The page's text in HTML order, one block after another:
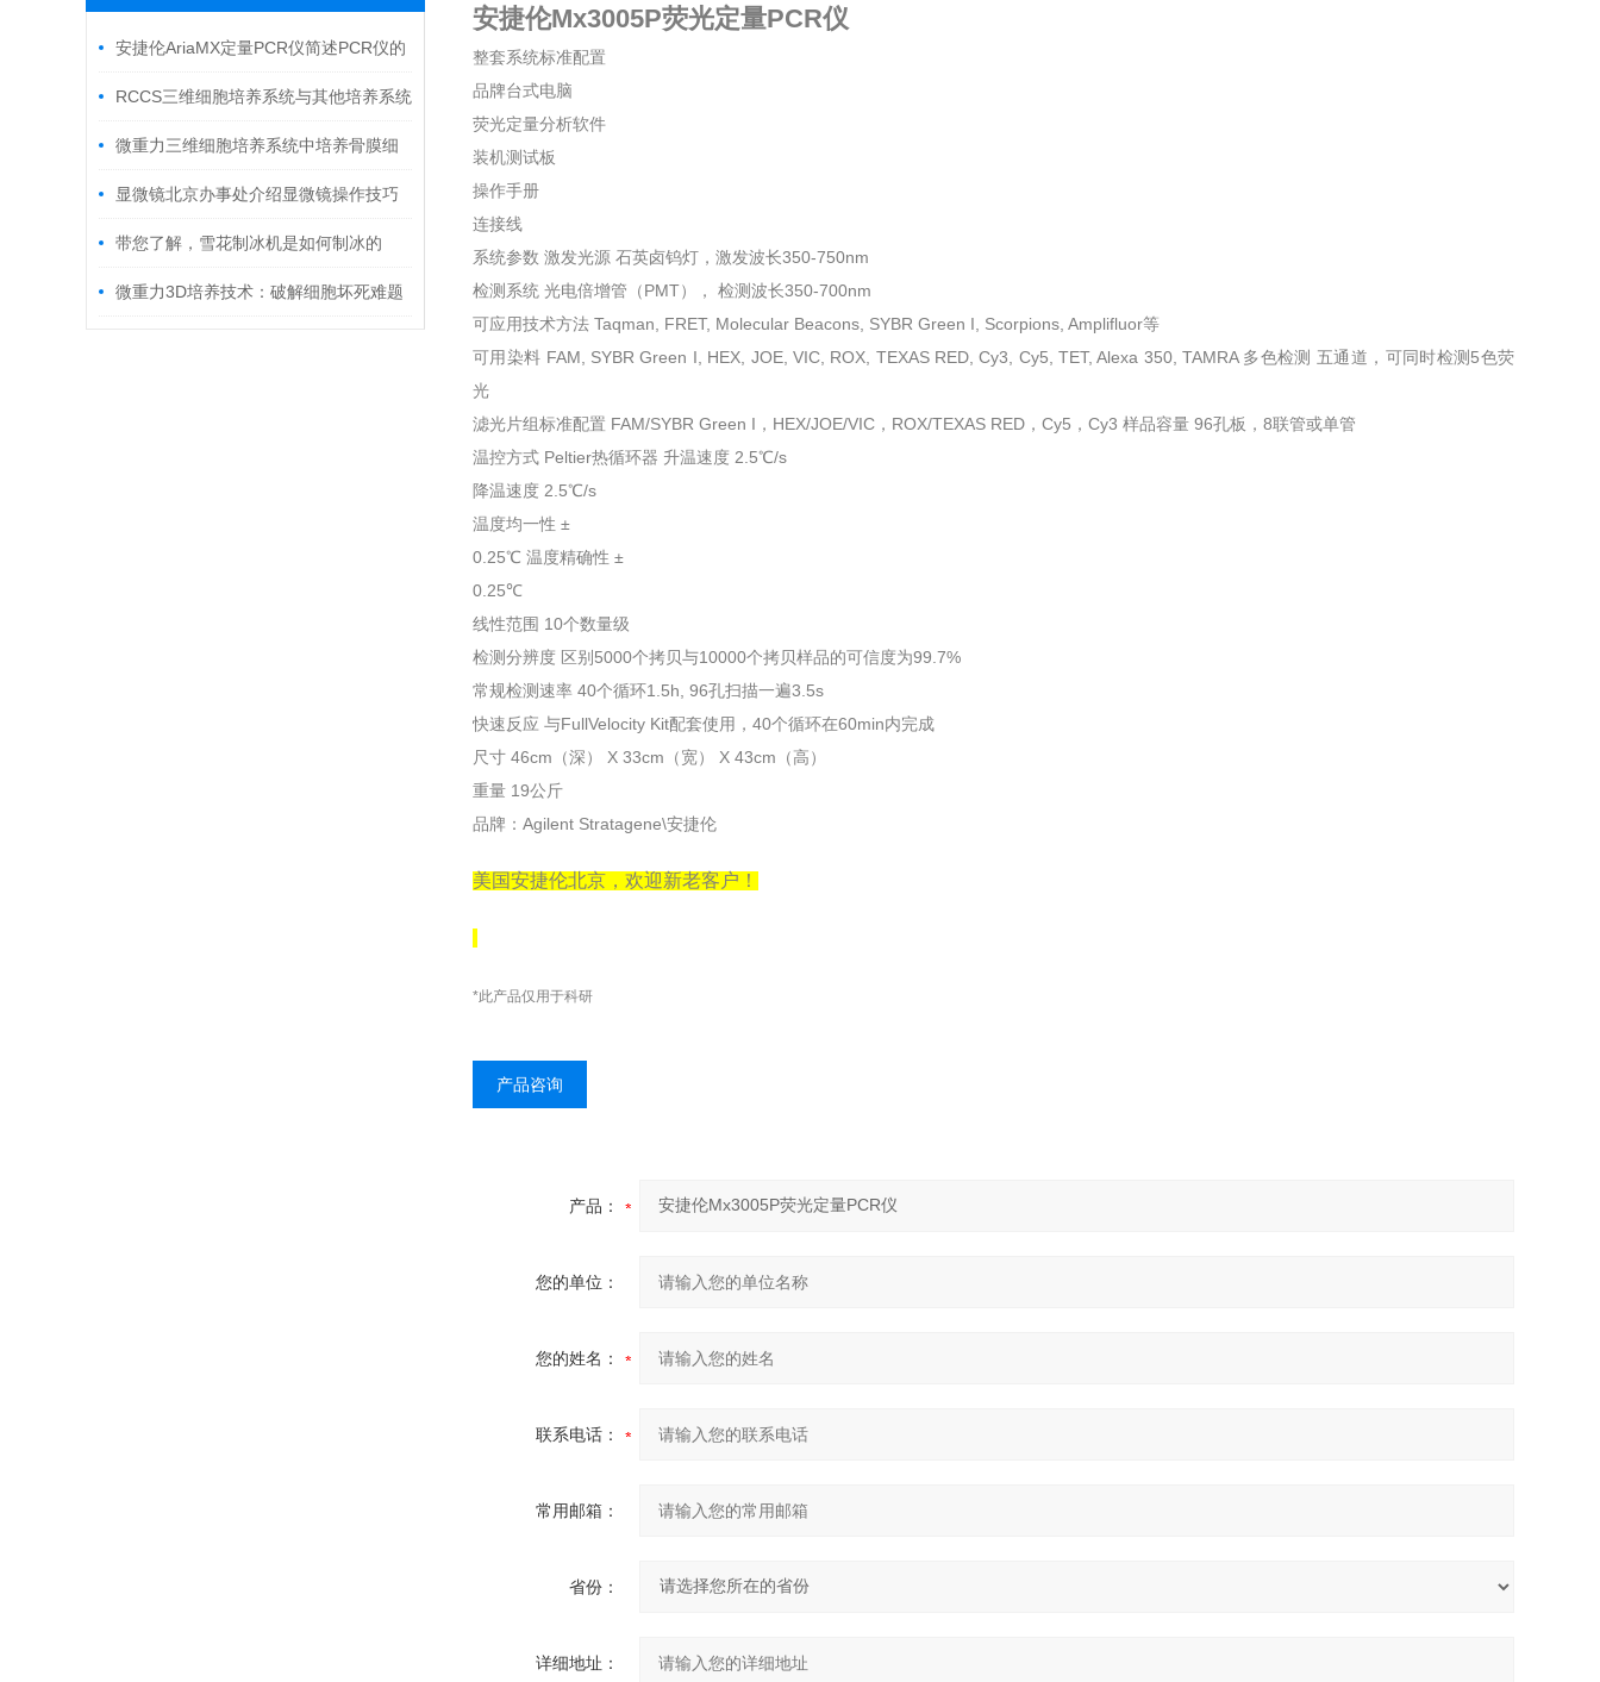
安捷伦AriaMX定量PCR仪简述PCR仪的
2大误区
RCCS三维细胞培养系统与其他培养系统
的区别
微重力三维细胞培养系统中培养骨膜细
胞有哪些注意事项
显微镜北京办事处介绍显微镜操作技巧
带您了解，雪花制冰机是如何制冰的
呢？微重力3D培养技术：破解细胞坏死难题
安捷伦Mx3005P荧光定量PCR仪
整套系统标准配置
品牌台式电脑
荧光定量分析软件
装机测试板
操作手册
连接线
系统参数 激发光源 石英卤钨灯，激发波长350-750nm
检测系统 光电倍增管（PMT）， 检测波长350-700nm
可应用技术方法 Taqman, FRET, Molecular Beacons, SYBR Green I, Scorpions, Amplifluor等
可用染料 FAM, SYBR Green I, HEX, JOE, VIC, ROX, TEXAS RED, Cy3, Cy5, TET, Alexa 350, TAMRA 多色检测 五通道，可同时检测5色荧
光
滤光片组标准配置 FAM/SYBR Green I，HEX/JOE/VIC，ROX/TEXAS RED，Cy5，Cy3 样品容量 96孔板，8联管或单管
温控方式 Peltier热循环器 升温速度 2.5℃/s
降温速度 2.5℃/s
温度均一性 ±
0.25℃ 温度精确性 ±
0.25℃
线性范围 10个数量级
检测分辨度 区别5000个拷贝与10000个拷贝样品的可信度为99.7%
常规检测速率 40个循环1.5h, 96孔扫描一遍3.5s
快速反应 与FullVelocity Kit配套使用，40个循环在60min内完成
尺寸 46cm（深） X 33cm（宽） X 43cm（高）
重量 19公斤
品牌：Agilent Stratagene\安捷伦
美国安捷伦北京，欢迎新老客户！
*此产品仅用于科研
产品咨询
产品：
您的单位：
您的姓名：
联系电话：
常用邮箱：
省份：
详细地址：